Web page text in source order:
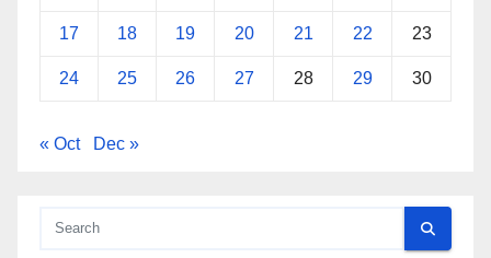
17 18 19 20 21 22 23
24 25 26 27 28 29 30
« Oct Dec »